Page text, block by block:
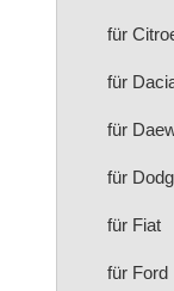
für
für
für
für
für Fiat
für Ford